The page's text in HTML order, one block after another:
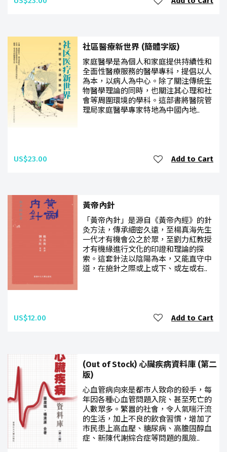
社區醫療新世界 (簡體字版)
家庭醫學是為個人和家庭提供持續性和
全面性醫療服務的醫學專科，提倡以人
為本，以病人為中心。除了關注傳統生
物醫學理論的同時，也關注其心理和社
會等周圍環境的學科。這部書將醫院管
理局家庭醫學專家特地為中國內地..
US$23.00 Add to Cart
黃帝內針
「黃帝內針」是源自《黃帝內經》的針
灸方法，傳承細密久遠，至楊真海先生
一代才有機會公之於眾，至劉力紅教授
才有機緣進行文化的印證和理論的探
索。這套針法以陰陽為本，又能直守中
道，在施針之際或上或下、或左或右..
US$12.00 Add to Cart
(Out of Stock) 心臟疾病資料庫 (第二
版)
心血管病向來是都市人致命的殺手，每
年因各種心血管問題入院、甚至死亡的
人數眾多。繁囂的社會，令人氣喘汗流
的生活，加上不良的飲食習慣，增加了
市民患上高血壓、糖尿病、高膽固醇血
症、新陳代謝綜合症等問題的風險..